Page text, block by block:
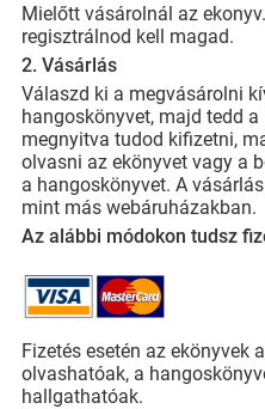
Mielőtt vásárolnál az
regisztrálnod kell magad.
2. Vásárlás
Válaszd ki a megvásárolni
hangoskönyvet, majd tedd
megnyitva tudod kifizetni,
olvasni az ekönyvet vagy a
a hangoskönyvet. A
mint más webáruházakban.
Az alábbi módokon tudsz
Fizetés esetén az ekönyvek
olvashatóak, a
hallgathatóak.